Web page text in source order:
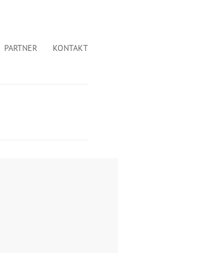
PARTNER KONTAKT